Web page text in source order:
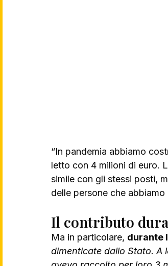
“In pandemia abbiamo
letto con 4 milioni di euro.
simile con gli stessi posti,
delle persone che abbiamo
Il contributo
Ma in particolare, durante
dimenticate dallo Stato. A